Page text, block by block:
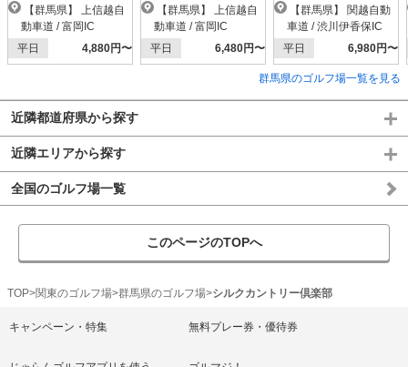
【ＰＧＭ】
動車道 / 富岡IC
平日
4,880円〜
【ＰＧＭ】
動車道 / 富岡IC
平日
6,480円〜
車道 / 渋川伊香保IC
平日
6,980円〜
群馬県のゴルフ場一覧を見る
近隣都道府県から探す
近隣エリアから探す
全国のゴルフ場一覧
このページのTOPへ
TOP 関東のゴルフ場 群馬県のゴルフ場 シルクカントリー倶楽部
キャンペーン・特集 無料プレー券・優待券